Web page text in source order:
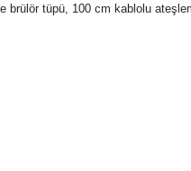
brülör tüpü, 100 cm kablolu